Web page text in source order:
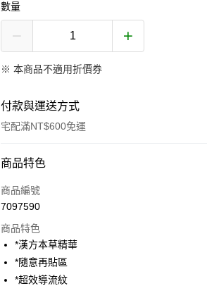
數量
※ 本商品不適用折價券
付款與運送方式
宅配滿NT$600免運
付款方式
信用卡一次付款
Apple Pay
街口支付
商品特色
商品編號
7097590
商品特色
*漢方本草精華
*隨意再貼區
*超效導流紋